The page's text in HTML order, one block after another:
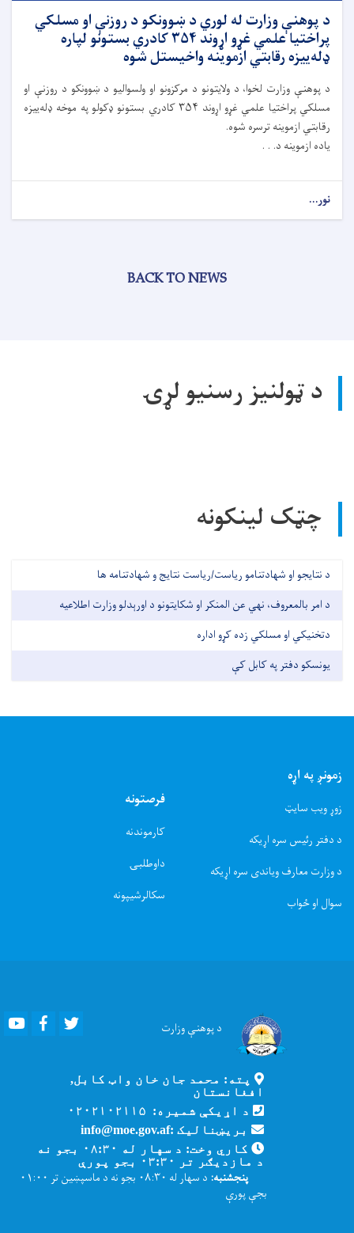
د پوهنې وزارت له لوري د ښوونکو د روزنې او مسلکي
پراختیا علمي غړو اړوند ۳۵۴ کادري بستونو لپاره
ډله‌ییزه رقابتي ازموینه واخیستل شوه
د پوهنې وزارت لخوا، د ولايتونو د مرکزونو او ولسواليو د ښوونکو د روزنې او
مسلکي پراختیا علمي غړو اړوند ۳۵۴ کادري بستونو ډکولو په موخه ډله‌ییزه
رقابتي ازموینه ترسره شوه.
ياده ازموینه د. . .
نور...
BACK TO NEWS
د ټولنیز رسنیو لړۍ
چټک لینکونه
د نتایجو او شهادتنامو ریاست/ریاست نتایج و شهادتنامه ها
د امر بالمعروف، نهي عن المنکر او شکایتونو د اورېدلو وزارت اطلاعیه
دتخنیکي او مسلکي زده کړو اداره
یونسکو دفتر په کابل کې
زمونږ په اړه
زوړ ویب سایټ
د دفتر رئیس سره اړیکه
د وزارت معارف ویاندی سره اړیکه
سوال او ځواب
فرصتونه
کارموندنه
داوطلبۍ
سکالرشیپونه
د پوهنېوزارت Youtube Facebook
پته: محمد جان خان واټ کابل,
افغانستان
د اړیکې شمیره: ۰۲۰۲۱۰۲۱۱۵
بریښنالیک :info@moe.gov.af
کاري وخت: د سهار له ۰۸:۳۰ بجو نه
د مازدیګر تر ۰۳:۳۰ بجو پورې
پنجشنبه:
د سهار له ۰۸:۳۰ بجو نه د ماسپښین تر ۰۱:۰۰
بجې پورې